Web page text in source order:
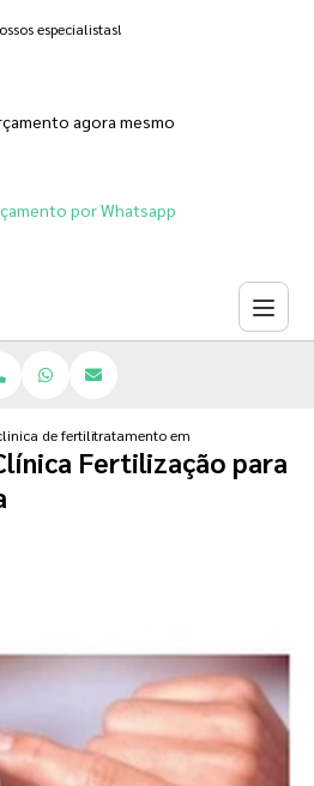
especialistas!
agora mesmo
por Whatsapp
de fertilizacao assistida
tratamento em clinica
Fertilização para